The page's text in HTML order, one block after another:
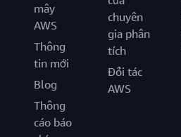
mây
AWS
Thông
tin mới
Blog
Thông
cáo báo
chuyên
gia phân
tích
Đối tác
AWS